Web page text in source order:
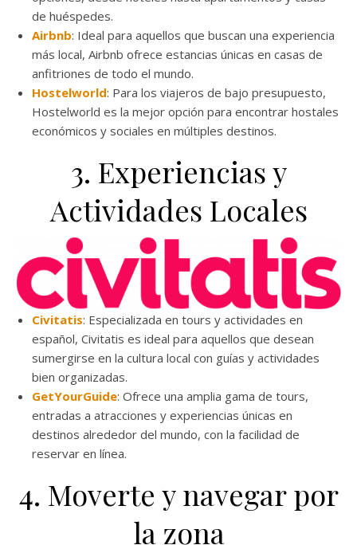
de huéspedes.
Airbnb: Ideal para aquellos que buscan una experiencia
más local, Airbnb ofrece estancias únicas en casas de
anfitriones de todo el mundo.
Hostelworld: Para los viajeros de bajo presupuesto,
Hostelworld es la mejor opción para encontrar hostales
económicos y sociales en múltiples destinos.
3. Experiencias y
Actividades Locales
Civitatis: Especializada en tours y actividades en
español, Civitatis es ideal para aquellos que desean
sumergirse en la cultura local con guías y actividades
bien organizadas.
GetYourGuide: Ofrece una amplia gama de tours,
entradas a atracciones y experiencias únicas en
destinos alrededor del mundo, con la facilidad de
reservar en línea.
4. Moverte y navegar por
la zona